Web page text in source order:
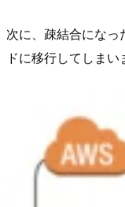
次に、疎結合にな
ドに移行してしまい